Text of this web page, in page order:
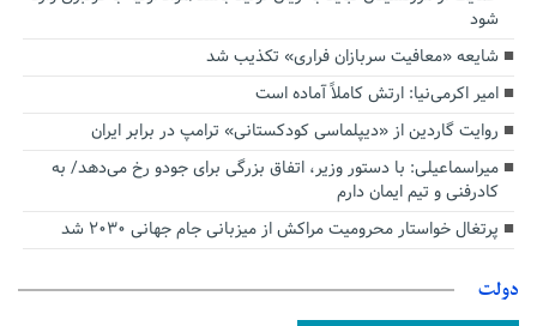
شود
شایعه «معافیت سربازان فراری» تکذیب شد
امیر اکرمی‌نیا: ارتش کاملاً آماده است
روایت گاردین از «دیپلماسی کودکستانی» ترامپ در برابر ایران
میراسماعیلی: با دستور وزیر، اتفاق بزرگی برای جودو رخ می‌دهد/ به
کادرفنی و تیم ایمان دارم
پرتغال خواستار محرومیت مراکش از میزبانی جام جهانی ۲۰۳۰ شد
دولت